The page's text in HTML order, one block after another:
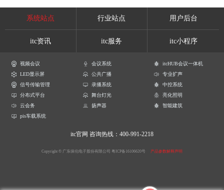
系统站点 行业站点 用户后台
itc资讯 itc服务 itc小程序
视频会议 会议系统
itcHUB会议一体机
LED显示屏
公共广播
专业扩声
信号传输管理
录播系统
中控系统
分布式平台
舞台灯光
亮化照明
云会务
扬声器
智能建筑
pis车载系统
itc官网 咨询热线：400-991-2218
Copyright © 广东保伦电子股份有限公司 粤ICP备16106620号 产品参数解释声明